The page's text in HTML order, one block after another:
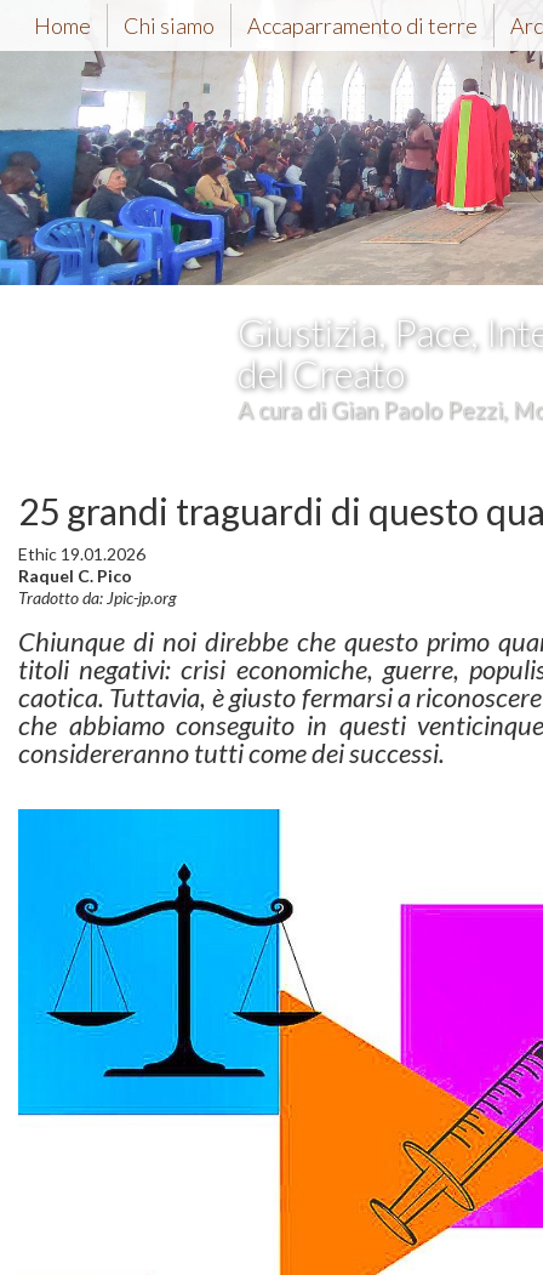
Home Chi siamo Accaparramento di terre
Giustizia, Pace,
del Creato
A cura di Gian Paolo Pezzi,
25 grandi traguardi di questo
Ethic 19.01.2026
Raquel C. Pico
Tradotto da: Jpic-jp.org
Chiunque di noi direbbe che questo primo
titoli negativi: crisi economiche, guerre,
caotica. Tuttavia, è giusto fermarsi a
che abbiamo conseguito in questi
considereranno tutti come dei successi.